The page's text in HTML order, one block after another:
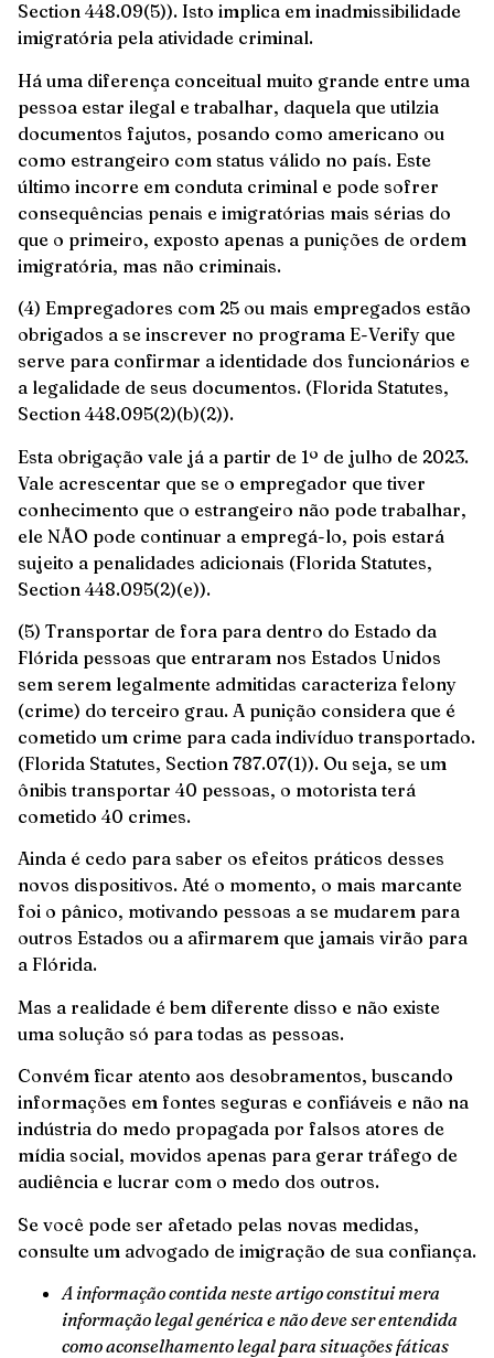
Section 448.09(5)). Isto implica em inadmissibilidade
imigratória pela atividade criminal.
Há uma diferença conceitual muito grande entre uma
pessoa estar ilegal e trabalhar, daquela que utilzia
documentos fajutos, posando como americano ou
como estrangeiro com status válido no país. Este
último incorre em conduta criminal e pode sofrer
consequências penais e imigratórias mais sérias do
que o primeiro, exposto apenas a punições de ordem
imigratória, mas não criminais.
(4) Empregadores com 25 ou mais empregados estão
obrigados a se inscrever no programa E-Verify que
serve para confirmar a identidade dos funcionários e
a legalidade de seus documentos. (Florida Statutes,
Section 448.095(2)(b)(2)).
Esta obrigação vale já a partir de 1º de julho de 2023.
Vale acrescentar que se o empregador que tiver
conhecimento que o estrangeiro não pode trabalhar,
ele NÃO pode continuar a empregá-lo, pois estará
sujeito a penalidades adicionais (Florida Statutes,
Section 448.095(2)(e)).
(5) Transportar de fora para dentro do Estado da
Flórida pessoas que entraram nos Estados Unidos
sem serem legalmente admitidas caracteriza felony
(crime) do terceiro grau. A punição considera que é
cometido um crime para cada indivíduo transportado.
(Florida Statutes, Section 787.07(1)). Ou seja, se um
ônibis transportar 40 pessoas, o motorista terá
cometido 40 crimes.
Ainda é cedo para saber os efeitos práticos desses
novos dispositivos. Até o momento, o mais marcante
foi o pânico, motivando pessoas a se mudarem para
outros Estados ou a afirmarem que jamais virão para
a Flórida.
Mas a realidade é bem diferente disso e não existe
uma solução só para todas as pessoas.
Convém ficar atento aos desobramentos, buscando
informações em fontes seguras e confiáveis e não na
indústria do medo propagada por falsos atores de
mídia social, movidos apenas para gerar tráfego de
audiência e lucrar com o medo dos outros.
Se você pode ser afetado pelas novas medidas,
consulte um advogado de imigração de sua confiança.
A informação contida neste artigo constitui mera
informação legal genérica e não deve ser entendida
como aconselhamento legal para situações fáticas